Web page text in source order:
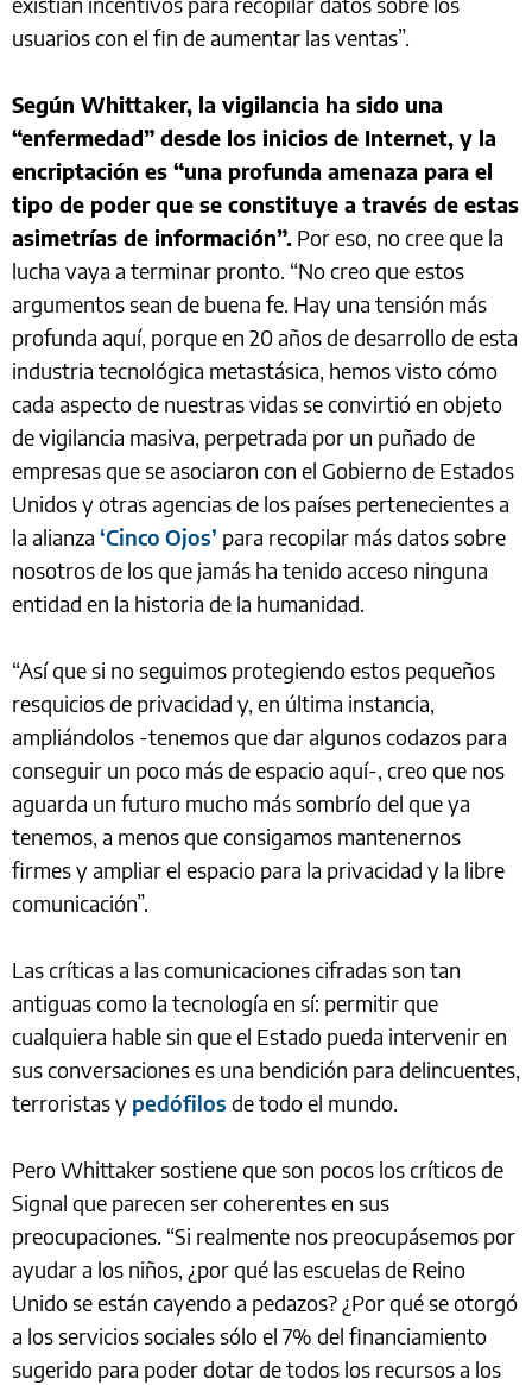
usuarios con el fin de aumentar las ventas”.
Según Whittaker, la vigilancia ha sido una
“enfermedad” desde los inicios de Internet, y la
encriptación es “una profunda amenaza para el
tipo de poder que se constituye a través de estas
asimetrías de información”. Por eso, no cree que la
lucha vaya a terminar pronto. “No creo que estos
argumentos sean de buena fe. Hay una tensión más
profunda aquí, porque en 20 años de desarrollo de esta
industria tecnológica metastásica, hemos visto cómo
cada aspecto de nuestras vidas se convirtió en objeto
de vigilancia masiva, perpetrada por un puñado de
empresas que se asociaron con el Gobierno de Estados
Unidos y otras agencias de los países pertenecientes a
la alianza ‘Cinco Ojos’ para recopilar más datos sobre
nosotros de los que jamás ha tenido acceso ninguna
entidad en la historia de la humanidad.
“Así que si no seguimos protegiendo estos pequeños
resquicios de privacidad y, en última instancia,
ampliándolos -tenemos que dar algunos codazos para
conseguir un poco más de espacio aquí-, creo que nos
aguarda un futuro mucho más sombrío del que ya
tenemos, a menos que consigamos mantenernos
firmes y ampliar el espacio para la privacidad y la libre
comunicación”.
Las críticas a las comunicaciones cifradas son tan
antiguas como la tecnología en sí: permitir que
cualquiera hable sin que el Estado pueda intervenir en
sus conversaciones es una bendición para delincuentes,
terroristas y pedófilos de todo el mundo.
Pero Whittaker sostiene que son pocos los críticos de
Signal que parecen ser coherentes en sus
preocupaciones. “Si realmente nos preocupásemos por
ayudar a los niños, ¿por qué las escuelas de Reino
Unido se están cayendo a pedazos? ¿Por qué se otorgó
a los servicios sociales sólo el 7% del financiamiento
sugerido para poder dotar de todos los recursos a los